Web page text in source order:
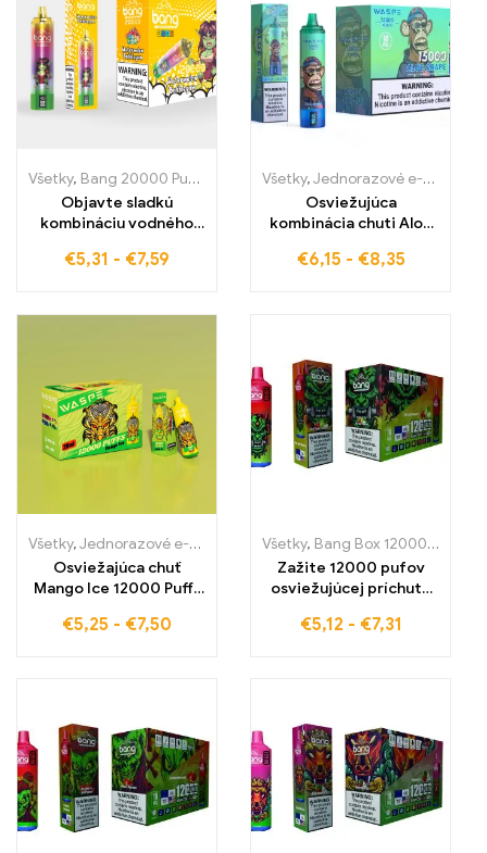
Všetky, Bang 20000 Pufov Jednorázové e-cigarety Švédsko
Objavte sladkú
kombináciu vodného
BANG BLAZE 20000
€5,31 - €7,59
Všetky,Jednorazové e-cigaretky
Osviežujúca
kombinácia chuti Aloe
Puffs z ovocnej a
€6,15 - €8,35
Všetky,Jednorazové e-cigaretky
Jednorazové e-cigarety
Osviežajúca chuť
Mango Ice 12000 Puffs
Vyššia kvalita
€5,25 - €7,50
Všetky, Bang Box 12000 Pufov
Zažite 12000 pufov
osviežujúcej príchute
s vysokokvalitnou Bang
€5,12 - €7,31